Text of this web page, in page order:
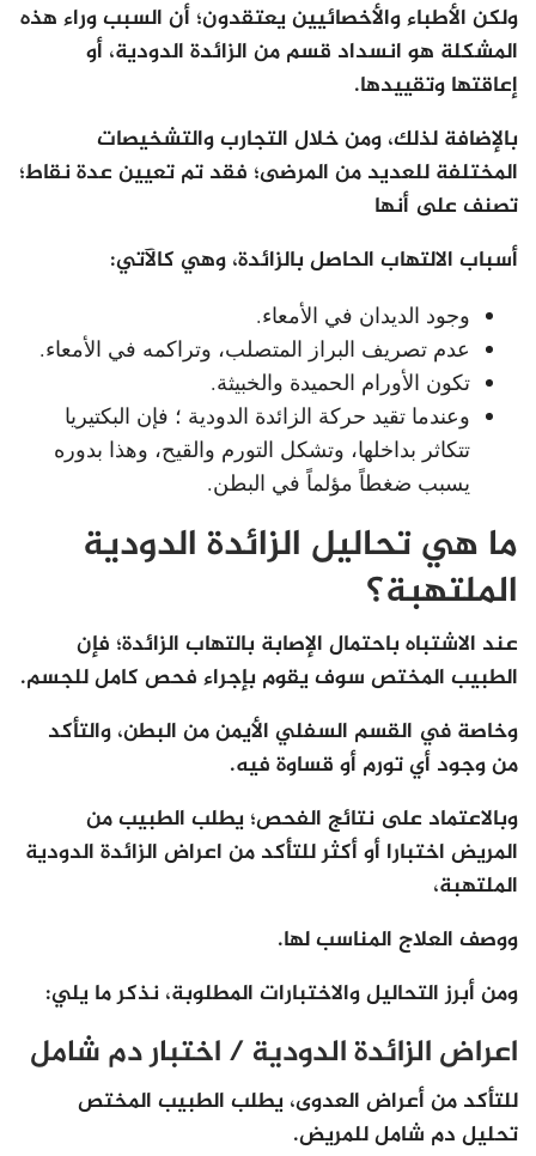
ولكن الأطباء والأخصائيين يعتقدون؛ أن السبب وراء هذه
المشكلة هو انسداد قسم من الزائدة الدودية، أو
إعاقتها وتقييدها.
بالإضافة لذلك، ومن خلال التجارب والتشخيصات
المختلفة للعديد من المرضى؛ فقد تم تعيين عدة نقاط؛
تصنف على أنها
أسباب الالتهاب الحاصل بالزائدة، وهي كالآتي:
وجود الديدان في الأمعاء.
عدم تصريف البراز المتصلب، وتراكمه في الأمعاء.
تكون الأورام الحميدة والخبيثة.
وعندما تقيد حركة الزائدة الدودية ؛ فإن البكتيريا
تتكاثر بداخلها، وتشكل التورم والقيح، وهذا بدوره
يسبب ضغطاً مؤلماً في البطن.
ما هي تحاليل الزائدة الدودية
الملتهبة؟
عند الاشتباه باحتمال الإصابة بالتهاب الزائدة؛ فإن
الطبيب المختص سوف يقوم بإجراء فحص كامل للجسم.
وخاصة في القسم السفلي الأيمن من البطن، والتأكد
من وجود أي تورم أو قساوة فيه.
وبالاعتماد على نتائج الفحص؛ يطلب الطبيب من
المريض اختبارا أو أكثر للتأكد من اعراض الزائدة الدودية
الملتهبة،
ووصف العلاج المناسب لها.
ومن أبرز التحاليل والاختبارات المطلوبة، نذكر ما يلي:
اعراض الزائدة الدودية / اختبار دم شامل
للتأكد من أعراض العدوى، يطلب الطبيب المختص
تحليل دم شامل للمريض.